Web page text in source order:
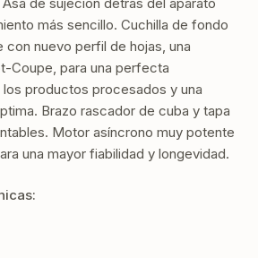
más sencillo. Cuchilla de fondo
con nuevo perfil de hojas, una
Coupe, para una perfecta
productos procesados y una
Brazo rascador de cuba y tapa
Motor asíncrono muy potente
una mayor fiabilidad y longevidad.